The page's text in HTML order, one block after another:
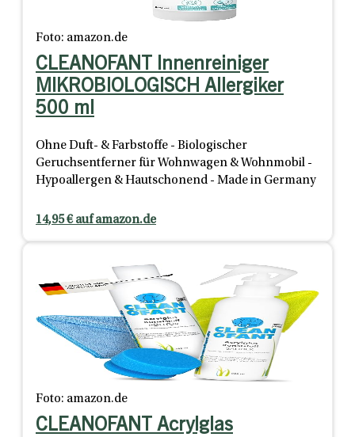
Foto: amazon.de
CLEANOFANT Innenreiniger
MIKROBIOLOGISCH Allergiker
500 ml
Ohne Duft- & Farbstoffe - Biologischer
Geruchsentferner für Wohnwagen & Wohnmobil -
Hypoallergen & Hautschonend - Made in Germany
14,95 € auf amazon.de
Foto: amazon.de
CLEANOFANT Acrylglas